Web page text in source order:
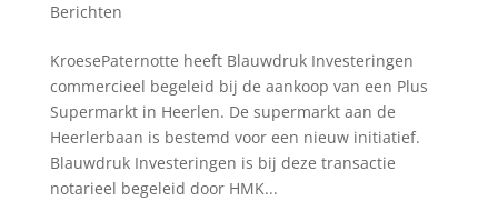
Berichten
KroesePaternotte heeft Blauwdruk Investeringen
commercieel begeleid bij de aankoop van een Plus
Supermarkt in Heerlen. De supermarkt aan de
Heerlerbaan is bestemd voor een nieuw initiatief.
Blauwdruk Investeringen is bij deze transactie
notarieel begeleid door HMK...